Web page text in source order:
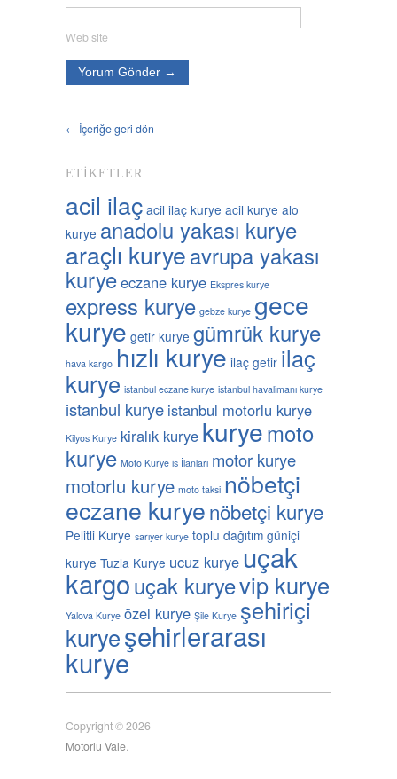
Web site
← İçeriğe geri dön
ETIKETLER
acil ilaç acil ilaç kurye acil kurye alo
kurye anadolu yakası kurye
araçlı kuryeavrupa yakası
kuryeeczane kurye Ekspres kurye
express kurye gebze kurye gece
kurye getir kurye gümrük kurye
hava kargo hızlı kurye ilaç getir ilaç
kurye istanbul eczane kurye istanbul havalimanı kurye
istanbul kurye istanbul motorlu kurye
Kilyos Kurye kiralık kurye kuryemoto
kurye Moto Kurye is İlanları motor kurye
motorlu kurye moto taksi nöbetçi
eczane kuryenöbetçi kurye
Pelitli Kurye sarıyer kurye toplu dağıtım güniçi
kurye Tuzla Kurye ucuz kurye uçak
kargouçak kuryevip kurye
Yalova Kurye özel kurye Şile Kurye şehiriçi
kuryeşehirlerarası
kurye
Copyright © 2026
Motorlu Vale.